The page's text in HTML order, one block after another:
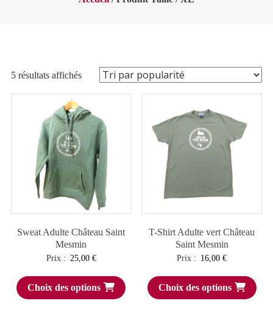
5 résultats affichésTrié
par
popularité
Sweat Adulte Château Saint
Mesmin
Prix : 25,00 €
Choix des options
T-Shirt Adulte vert Château
Saint Mesmin
Prix : 16,00€
Choix des options